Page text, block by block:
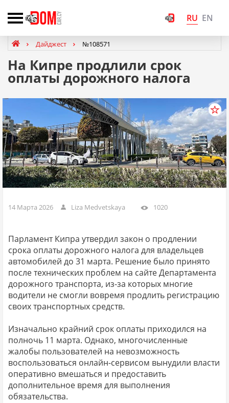
RU EN
Дайджест №108571
На Кипре продлили срок
оплаты дорожного налога
14 Марта 2026 Liza Medvetskaya 1020
Парламент Кипра утвердил закон о продлении
срока оплаты дорожного налога для владельцев
автомобилей до 31 марта. Решение было принято
после технических проблем на сайте Департамента
дорожного транспорта, из-за которых многие
водители не смогли вовремя продлить регистрацию
своих транспортных средств.
Изначально крайний срок оплаты приходился на
полночь 11 марта. Однако, многочисленные
жалобы пользователей на невозможность
воспользоваться онлайн-сервисом вынудили власти
оперативно вмешаться и предоставить
дополнительное время для выполнения
обязательства.